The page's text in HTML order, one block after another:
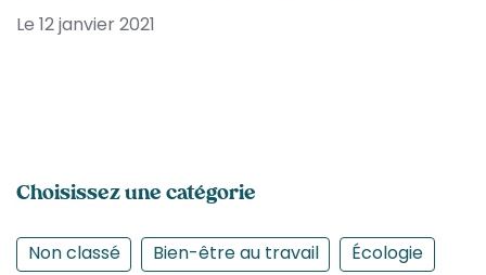
Le 12 janvier 2021
Choisissez une catégorie
Non classé Bien-être au travail
Écologie